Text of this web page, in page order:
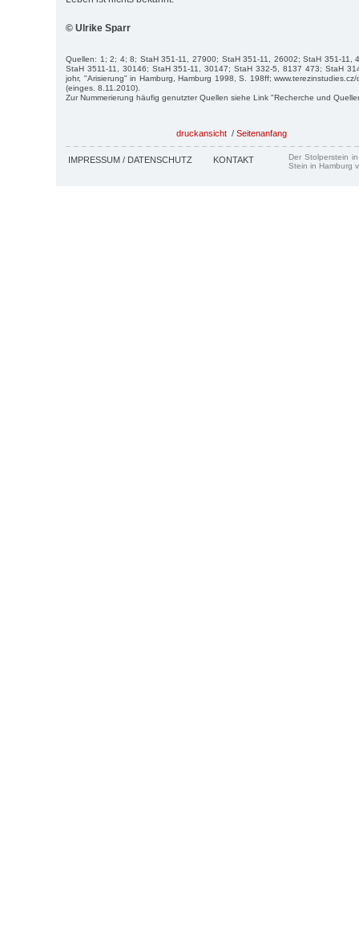
© Ulrike Sparr
Quellen: 1; 2; 4; 8; StaH 351-11, 27900; StaH 351-11, 26002; StaH 351-11,
StaH 3511-11, 30146; StaH 351-11, 30147; StaH 332-5, 8137 473; StaH
johr, "Arisierung" in Hamburg, Hamburg 1998, S. 198ff;
(einges. 8.11.2010).
Zur Nummerierung häufig genutzter Quellen siehe Link "Recherche und
druckansicht / Seitenanfang
IMPRESSUM / DATENSCHUTZ KONTAKT
Der Stolperstein
Stein in Hamburg